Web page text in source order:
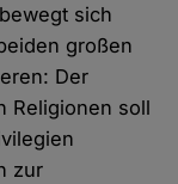
sich
großen
Der
Religionen soll
zur